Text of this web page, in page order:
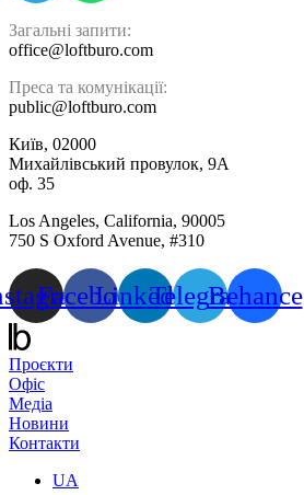
Загальні запити:
office@loftburo.com
Преса та комунікації:
public@loftburo.com
Київ, 02000
Михайлівський провулок, 9А
оф. 35
Los Angeles, California, 90005
750 S Oxford Avenue, #310
FacebookLinkedinTelegramBehance
Проєкти
Офіс
Медіа
Новини
Контакти
UA